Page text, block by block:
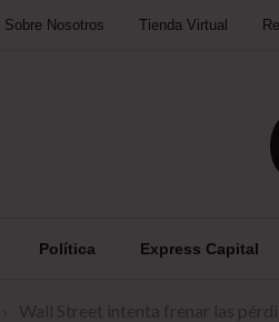
Sobre Nosotros Tienda Virtual
Política Express Capital